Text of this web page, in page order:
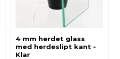
4 mm herdet glass
med herdeslipt kant -
Klar